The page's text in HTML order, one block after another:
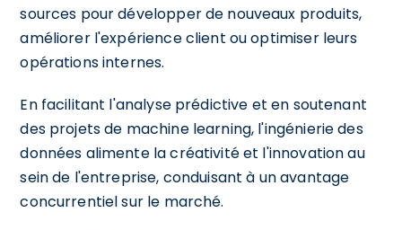
sources pour développer de nouveaux produits,
améliorer l'expérience client ou optimiser leurs
opérations internes.
En facilitant l'analyse prédictive et en soutenant
des projets de machine learning, l'ingénierie des
données alimente la créativité et l'innovation au
sein de l'entreprise, conduisant à un avantage
concurrentiel sur le marché.